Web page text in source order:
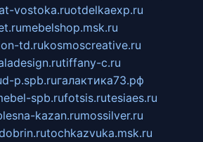
vostoka.ruotdelkaexp.ru
mebelshop.msk.ru
td.rukosmoscreative.ru
tiffany-c.ru
d-p.spb.ruгалактика73.рф
spb.rufotsis.rutesiaes.ru
kazan.rumossilver.ru
tochkazvuka.msk.ru